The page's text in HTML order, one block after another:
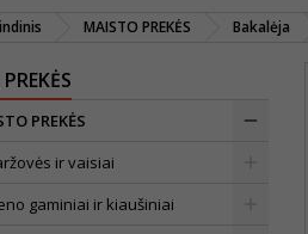
MAISTO PREKĖS Bakalėja
PREKĖS
ir vaisiai
gaminiai ir kiaušiniai